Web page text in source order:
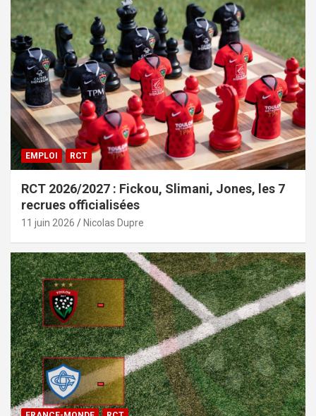
EMPLOI RCT
RCT 2026/2027 : Fickou, Slimani, Jones, les 7
recrues officialisées
11 juin 2026 Nicolas Dupre